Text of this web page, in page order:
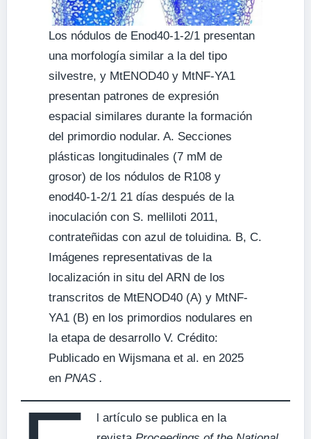
Los nódulos de Enod40-1-2/1 presentan
una morfología similar a la del tipo
silvestre, y MtENOD40 y MtNF-YA1
presentan patrones de expresión
espacial similares durante la formación
del primordio nodular. A. Secciones
plásticas longitudinales (7 mM de
grosor) de los nódulos de R108 y
enod40-1-2/1 21 días después de la
inoculación con S. melliloti 2011,
contrateñidas con azul de toluidina. B, C.
Imágenes representativas de la
localización in situ del ARN de los
transcritos de MtENOD40 (A) y MtNF-
YA1 (B) en los primordios nodulares en
la etapa de desarrollo V. Crédito:
Publicado en Wijsmana et al. en 2025
en PNAS .
l artículo se publica en la